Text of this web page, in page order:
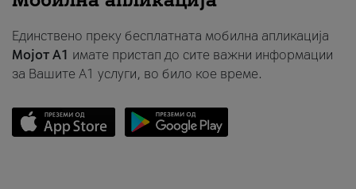
Единствено преку бесплатната мобилна апликација
Мојот A1 имате пристап до сите важни информации
за Вашите A1 услуги, во било кое време.